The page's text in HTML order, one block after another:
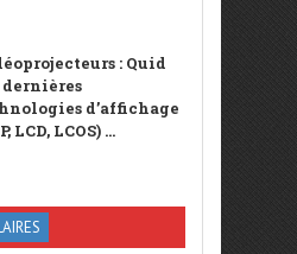
: Quid
dernières
d’affichage
LCD, LCOS) ...